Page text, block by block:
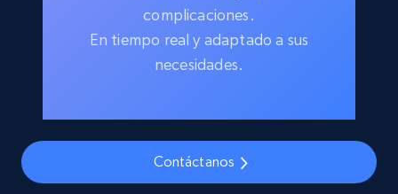
complicaciones.
En tiempo real y adaptado a sus
necesidades.
Contáctanos